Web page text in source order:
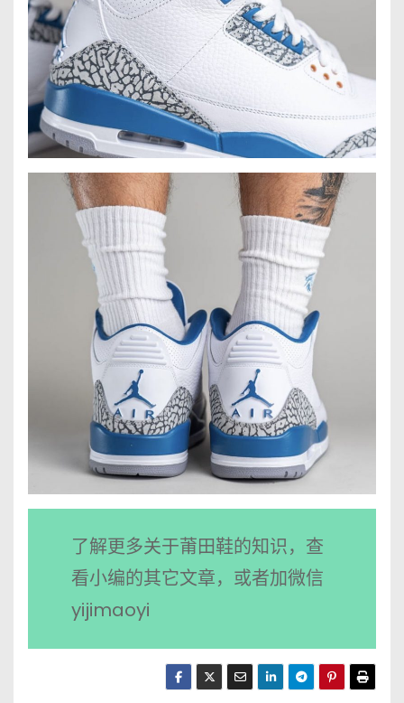
了解更多关于莆田鞋的知识，查
看小编的其它文章，或者加微信
yijimaoyi